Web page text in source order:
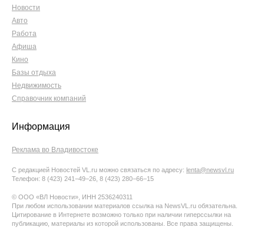
Новости
Авто
Работа
Афиша
Кино
Базы отдыха
Недвижимость
Справочник компаний
Информация
Реклама во Владивостоке
С редакцией Новостей VL.ru можно связаться по адресу: lenta@newsvl.ru
Телефон: 8 (423) 241−49−26, 8 (423) 280−66−15
© ООО «ВЛ Новости», ИНН 2536240311
При любом использовании материалов ссылка на NewsVL.ru обязательна.
Цитирование в Интернете возможно только при наличии гиперссылки на
публикацию, материалы из которой использованы. Все права защищены.